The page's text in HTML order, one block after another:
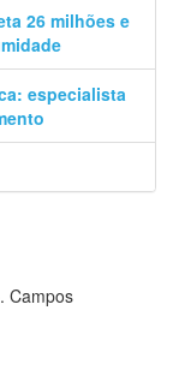
26 milhões e
especialista
Campos